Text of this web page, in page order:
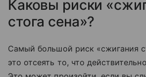
Каковы риски
стога сена»?
Самый большой риск «сжигания
это отсеять то, что